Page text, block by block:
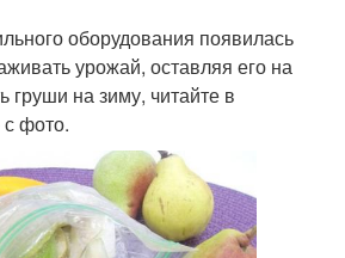
оборудования появилась
урожай, оставляя его на
груши на зиму, читайте в
фото.